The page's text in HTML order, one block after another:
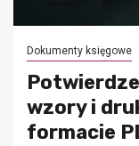
Dokumenty księgowe
wzory i
formacie